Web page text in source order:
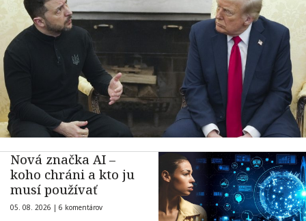
Nová značka AI –
koho chráni a kto ju
musí používať
05. 08. 2026 | 6 komentárov